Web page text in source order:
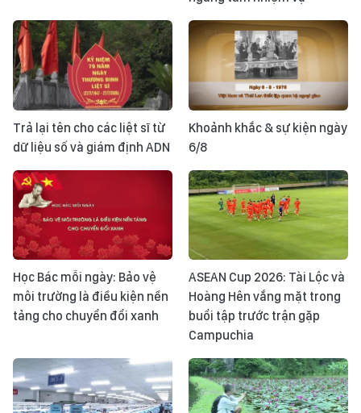
Trả lại tên cho các liệt sĩ từ
dữ liệu số và giám định ADN
Khoảnh khắc & sự kiện ngày
6/8
Học Bác mỗi ngày: Bảo vệ
môi trường là điều kiện nền
tảng cho chuyển đổi xanh
ASEAN Cup 2026: Tài Lộc và
Hoàng Hên vắng mặt trong
buổi tập trước trận gặp
Campuchia